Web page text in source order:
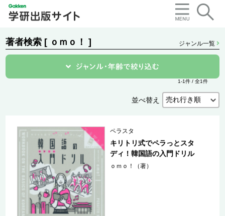
著者検索 [ ｏｍｏ！ ] ジャンル一覧
1-1件 / 全1件
並べ替え
ペラスタ
キリトリ式でペラっとスタ
ディ！韓国語の入門ドリル
ｏｍｏ！（著）